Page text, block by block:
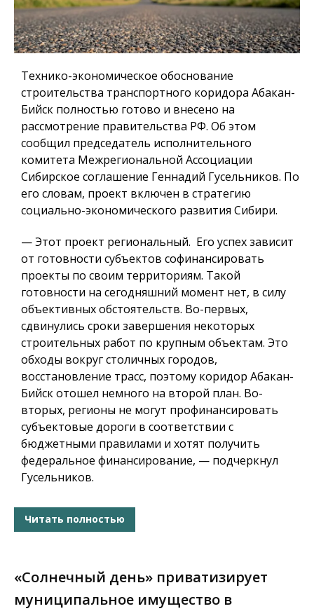
Технико-экономическое обоснование
строительства транспортного коридора Абакан-
Бийск полностью готово и внесено на
рассмотрение правительства РФ. Об этом
сообщил председатель исполнительного
комитета Межрегиональной Ассоциации
Сибирское соглашение Геннадий Гусельников. По
его словам, проект включен в стратегию
социально-экономического развития Сибири.
— Этот проект региональный. Его успех зависит
от готовности субъектов софинансировать
проекты по своим территориям. Такой
готовности на сегодняшний момент нет, в силу
объективных обстоятельств. Во-первых,
сдвинулись сроки завершения некоторых
строительных работ по крупным объектам. Это
обходы вокруг столичных городов,
восстановление трасс, поэтому коридор Абакан-
Бийск отошел немного на второй план. Во-
вторых, регионы не могут профинансировать
субъектовые дороги в соответствии с
бюджетными правилами и хотят получить
федеральное финансирование, — подчеркнул
Гусельников.
Читать полностью
«Солнечный день» приватизирует
муниципальное имущество в